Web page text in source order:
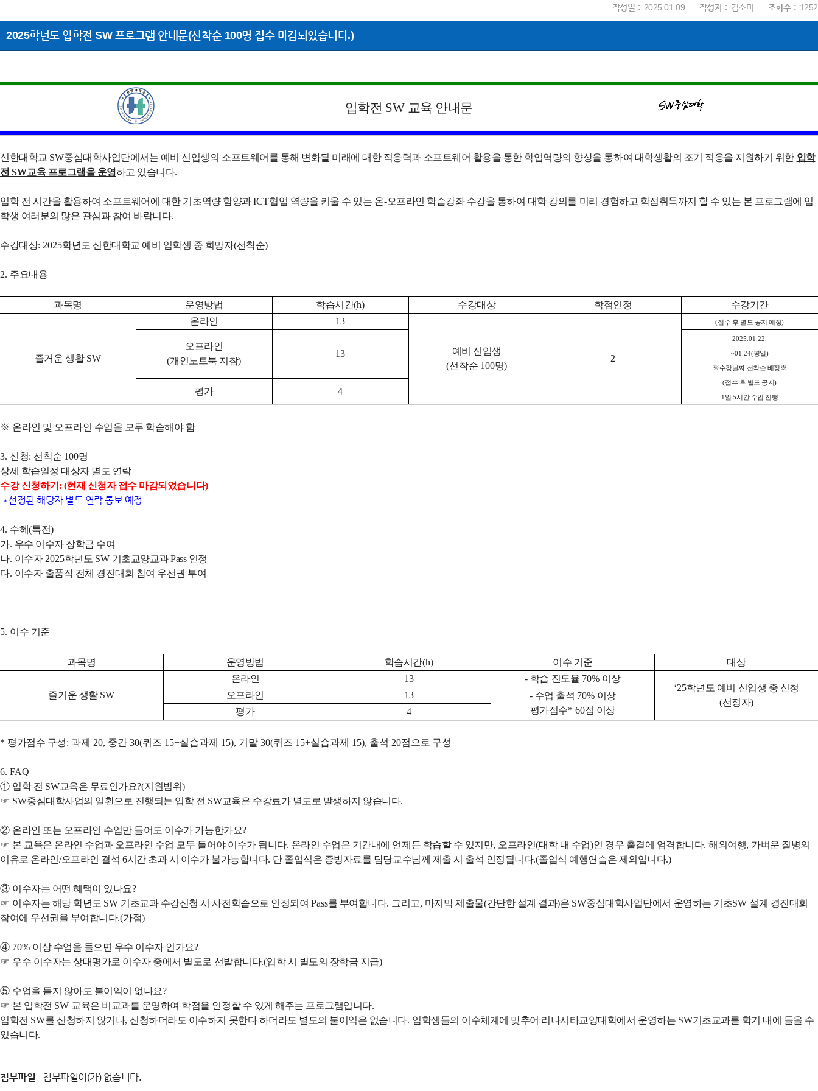
작성일 2025.01.09 작성자 김소미 조회수 1252
2025학년도 입학전 SW 프로그램 안내문(선착순 100명 접수 마감되었습니다.)
입학전 SW 교육 안내문
신한대학교 SW중심대학사업단에서는 예비 신입생의 소프트웨어를 통해 변화될 미래에 대한 적응력과 소프트웨어 활용을 통한 학업역량의 향상을 통하여 대학생활의 조기 적응을 지원하기 위한 입학
전SW교육 프로그램을 운영하고 있습니다.
입학 전 시간을 활용하여 소프트웨어에 대한 기초역량 함양과ICT협업 역량을 키울 수 있는 온-오프라인 학습강좌 수강을 통하여 대학 강의를 미리 경험하고 학점취득까지 할 수 있는 본 프로그램에 입
학생 여러분의 많은 관심과 참여 바랍니다.
수강대상: 2025학년도 신한대학교 예비 입학생 중 희망자(선착순)
2. 주요내용
과목명 운영방법 학습시간(h) 수강대상 학점인정 수강기간
즐거운 생활 SW
온라인 13
예비 신입생
(선착순 100명)
2
(접수 후 별도 공지 예정)
오프라인
(개인노트북 지참)
13
2025.01.22.
~01.24(평일)
※수강날짜 선착순 배정※
(접수 후 별도 공지)
1 일 5시간 수업 진행
평가 4
※ 온라인 및 오프라인 수업을 모두 학습해야 함
3. 신청: 선착순 100명
상세 학습일정 대상자 별도 연락
수강 신청하기: (현재 신청자 접수 마감되었습니다)
*선정된 해당자 별도 연락 통보 예정
4. 수혜(특전)
가. 우수 이수자 장학금 수여
나. 이수자 2025학년도 SW 기초교양교과 Pass 인정
다. 이수자 출품작 전체 경진대회 참여 우선권 부여
5. 이수 기준
과목명 운영방법 학습시간(h) 이수 기준 대상
즐거운 생활 SW
온라인 13 - 학습 진도율 70% 이상
‘25학년도 예비 신입생 중 신청
(선정자)
오프라인 13 - 수업 출석 70% 이상
평가점수* 60점 이상
평가 4
* 평가점수 구성: 과제 20, 중간 30(퀴즈 15+실습과제 15), 기말 30(퀴즈 15+실습과제 15), 출석 20점으로 구성
6. FAQ
① 입학 전 SW교육은 무료인가요?(지원범위)
☞ SW중심대학사업의 일환으로 진행되는 입학 전 SW교육은 수강료가 별도로 발생하지 않습니다.
② 온라인 또는 오프라인 수업만 들어도 이수가 가능한가요?
☞ 본 교육은 온라인 수업과 오프라인 수업 모두 들어야 이수가 됩니다. 온라인 수업은 기간내에 언제든 학습할 수 있지만, 오프라인(대학 내 수업)인 경우 출결에 엄격합니다.해외여행, 가벼운 질병의
이유로 온라인/오프라인 결석 6시간 초과 시 이수가 불가능합니다. 단 졸업식은 증빙자료를 담당교수님께 제출 시 출석 인정됩니다.(졸업식 예행연습은 제외입니다.)
③ 이수자는 어떤 혜택이 있나요?
☞ 이수자는 해당 학년도 SW 기초교과 수강신청 시 사전학습으로 인정되여 Pass를 부여합니다. 그리고, 마지막 제출물(간단한 설계 결과)은 SW중심대학사업단에서 운영하는 기초SW 설계 경진대회
참여에 우선권을 부여합니다.(가점)
④ 70% 이상 수업을 들으면 우수 이수자 인가요?
☞ 우수 이수자는 상대평가로 이수자 중에서 별도로 선발합니다.(입학 시 별도의 장학금 지급)
⑤ 수업을 듣지 않아도 불이익이 없나요?
☞ 본 입학전 SW 교육은 비교과를 운영하여 학점을 인정할 수 있게 해주는 프로그램입니다.
입학전 SW를 신청하지 않거나, 신청하더라도 이수하지 못한다 하더라도 별도의 불이익은 없습니다. 입학생들의 이수체계에 맞추어 리나시타교양대학에서 운영하는 SW기초교과를 학기 내에 들을 수
있습니다.
첨부파일 첨부파일이(가) 없습니다.